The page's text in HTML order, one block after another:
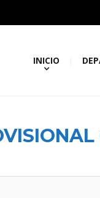
INICIO